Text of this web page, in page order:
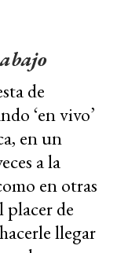
de
‘en vivo’
en un
a la
en otras
placer de
llegar